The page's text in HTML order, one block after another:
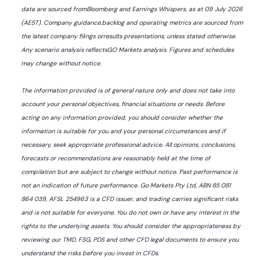
data are sourced fromBloomberg and Earnings Whispers, as at 09 July 2026
(AEST). Company guidance,backlog and operating metrics are sourced from
the latest company filings orresults presentations, unless stated otherwise.
Any scenario analysis reflectsGO Markets analysis. Figures and schedules
may change without notice.
The information provided is of general nature only and does not take into
account your personal objectives, financial situations or needs. Before
acting on any information provided, you should consider whether the
information is suitable for you and your personal circumstances and if
necessary, seek appropriate professional advice. All opinions, conclusions,
forecasts or recommendations are reasonably held at the time of
compilation but are subject to change without notice. Past performance is
not an indication of future performance. Go Markets Pty Ltd, ABN 85 081
864 039, AFSL 254963 is a CFD issuer, and trading carries significant risks
and is not suitable for everyone. You do not own or have any interest in the
rights to the underlying assets. You should consider the appropriateness by
reviewing our TMD, FSG, PDS and other CFD legal documents to ensure you
understand the risks before you invest in CFDs.